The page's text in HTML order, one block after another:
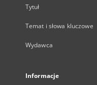
Tytuł
Temat i słowa kluczowe
Wydawca
Informacje